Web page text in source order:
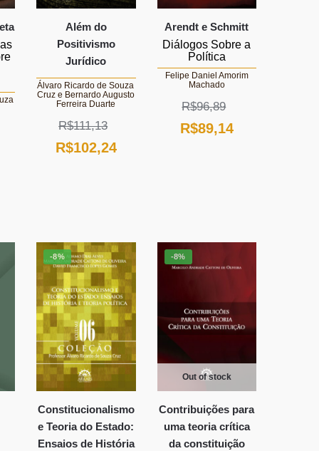
Além do
Positivismo
Jurídico
Álvaro Ricardo de Souza
Cruz e Bernardo Augusto
Ferreira Duarte
R$111,13
O
R$102,24O
Arendt e Schmitt
Diálogos Sobre a
Política
Felipe Daniel Amorim
Machado
R$96,89
O
R$89,14O
-8%
Constitucionalismo
e Teoria do Estado:
Ensaios de História
-8%
Out of stock
Contribuições para
uma teoria crítica
da constituição